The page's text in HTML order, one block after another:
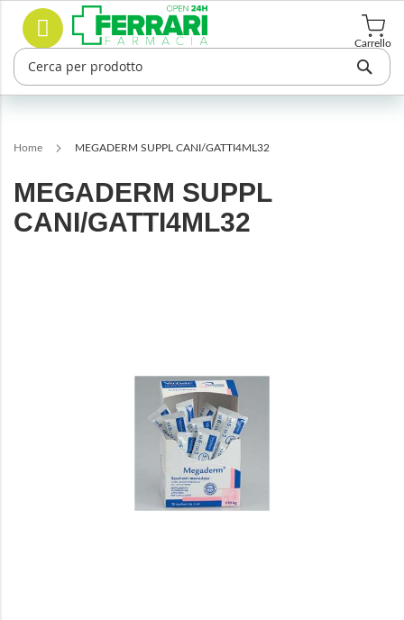
Salta
contenuto
Carrello
Cerca
Home MEGADERM SUPPL CANI/GATTI4ML32
MEGADERM SUPPL
CANI/GATTI4ML32